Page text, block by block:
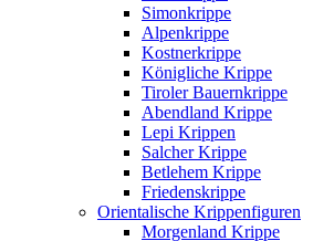
Simonkrippe
Alpenkrippe
Kostnerkrippe
Königliche Krippe
Tiroler Bauernkrippe
Abendland Krippe
Lepi Krippen
Salcher Krippe
Betlehem Krippe
Friedenskrippe
Orientalische Krippenfiguren
Morgenland Krippe